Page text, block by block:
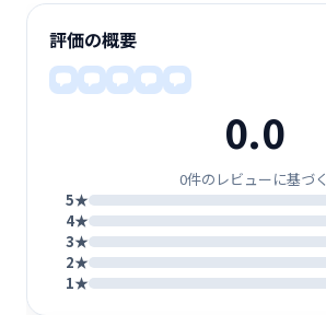
評価の概要
0.0
0件のレビューに基づく
5★
4★
3★
2★
1★